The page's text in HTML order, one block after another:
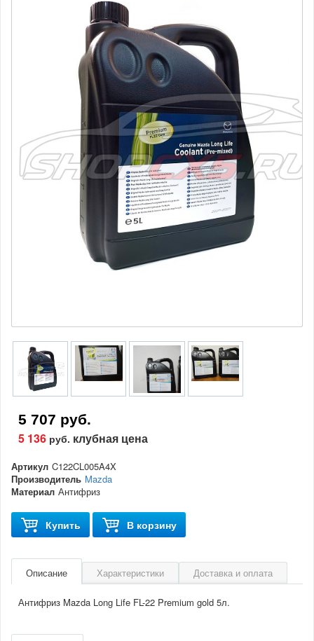
5 707 руб.
5 136 руб. клубная цена
Артикул C122CL005A4X
Производитель Mazda
Материал Антифриз
Купить В корзину
Описание Характеристики Доставка и оплата
Антифриз Mazda Long Life FL-22 Premium gold 5л.